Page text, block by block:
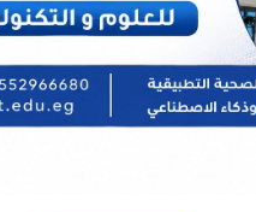
معهد
نيبينكا»